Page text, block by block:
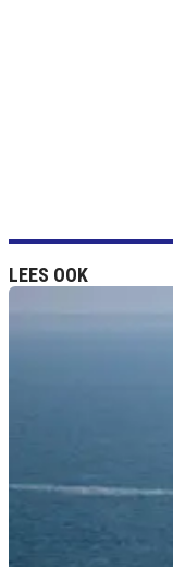
LEES OOK